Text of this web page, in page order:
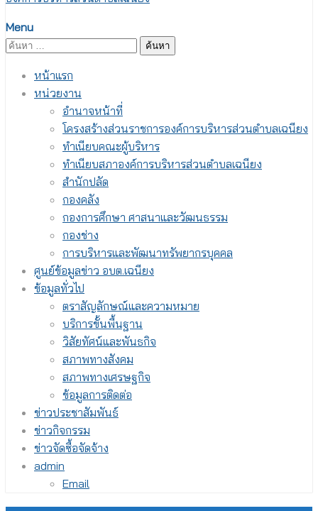
Menu
ค้นหา
หน้าแรก
หน่วยงาน
อำนาจหน้าที่
โครงสร้างส่วนราชการองค์การบริหารส่วนตำบลเฉนียง
ทำเนียบคณะผู้บริหาร
ทำเนียบสภาองค์การบริหารส่วนตำบลเฉนียง
สำนักปลัด
กองคลัง
กองการศึกษา ศาสนาและวัฒนธรรม
กองช่าง
การบริหารและพัฒนาทรัพยากรบุคคล
ศูนย์ข้อมูลข่าว อบต.เฉนียง
ข้อมูลทั่วไป
ตราสัญลักษณ์และความหมาย
บริการขั้นพื้นฐาน
วิสัยทัศน์และพันธกิจ
สภาพทางสังคม
สภาพทางเศรษฐกิจ
ข้อมูลการติดต่อ
ข่าวประชาสัมพันธ์
ข่าวกิจกรรม
ข่าวจัดซื้อจัดจ้าง
admin
Email